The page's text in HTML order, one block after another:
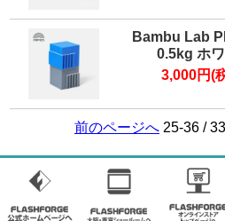
Bambu Lab
0.5kg ホ
3,000円(
前のページへ 25-36 /